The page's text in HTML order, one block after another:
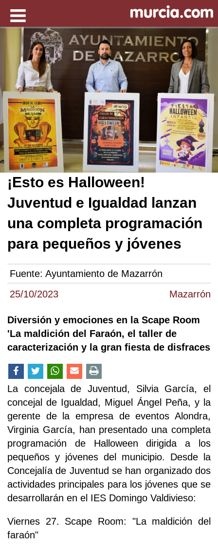
25/10/2023 Mazarrón
¡Esto es Halloween!
Juventud e Igualdad lanzan
una completa programación
para pequeños y jóvenes
Fuente: Ayuntamiento de Mazarrón
Diversión y emociones en la Scape Room
'La maldición del Faraón, el taller de
caracterización y la gran fiesta de disfraces
La concejala de Juventud, Silvia García, el
concejal de Igualdad, Miguel Ángel Peña, y la
gerente de la empresa de eventos Alondra,
Virginia García, han presentado una completa
programación de Halloween dirigida a los
pequeños y jóvenes del municipio. Desde la
Concejalía de Juventud se han organizado dos
actividades principales para los jóvenes que se
desarrollarán en el IES Domingo Valdivieso:
Viernes 27. Scape Room: "La maldición del
faraón"